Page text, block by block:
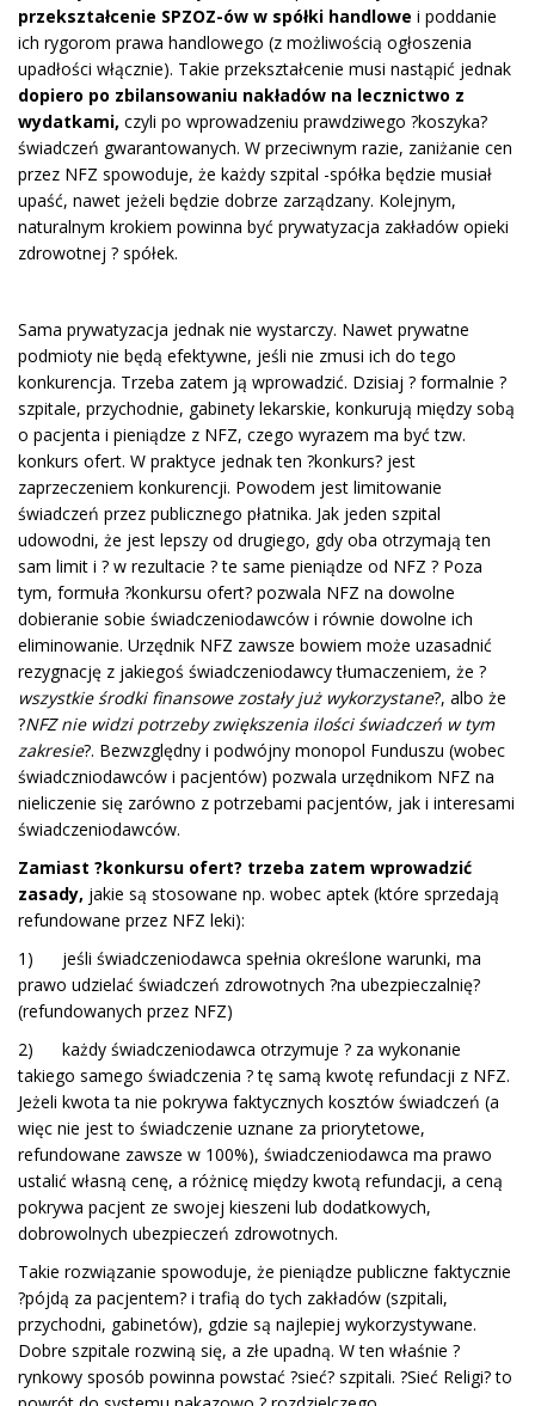
przekształcenie SPZOZ-ów w spółki handlowe i poddanie
ich rygorom prawa handlowego (z możliwością ogłoszenia
upadłości włącznie). Takie przekształcenie musi nastąpić jednak
dopiero po zbilansowaniu nakładów na lecznictwo z
wydatkami, czyli po wprowadzeniu prawdziwego ?koszyka?
świadczeń gwarantowanych. W przeciwnym razie, zaniżanie cen
przez NFZ spowoduje, że każdy szpital -spółka będzie musiał
upaść, nawet jeżeli będzie dobrze zarządzany. Kolejnym,
naturalnym krokiem powinna być prywatyzacja zakładów opieki
zdrowotnej ? spółek.
Sama prywatyzacja jednak nie wystarczy. Nawet prywatne
podmioty nie będą efektywne, jeśli nie zmusi ich do tego
konkurencja. Trzeba zatem ją wprowadzić. Dzisiaj ? formalnie ?
szpitale, przychodnie, gabinety lekarskie, konkurują między sobą
o pacjenta i pieniądze z NFZ, czego wyrazem ma być tzw.
konkurs ofert. W praktyce jednak ten ?konkurs? jest
zaprzeczeniem konkurencji. Powodem jest limitowanie
świadczeń przez publicznego płatnika. Jak jeden szpital
udowodni, że jest lepszy od drugiego, gdy oba otrzymają ten
sam limit i ? w rezultacie ? te same pieniądze od NFZ ? Poza
tym, formuła ?konkursu ofert? pozwala NFZ na dowolne
dobieranie sobie świadczeniodawców i równie dowolne ich
eliminowanie. Urzędnik NFZ zawsze bowiem może uzasadnić
rezygnację z jakiegoś świadczeniodawcy tłumaczeniem, że ?
wszystkie środki finansowe zostały już wykorzystane?, albo że
?NFZ nie widzi potrzeby zwiększenia ilości świadczeń w tym
zakresie?. Bezwzględny i podwójny monopol Funduszu (wobec
świadczniodawców i pacjentów) pozwala urzędnikom NFZ na
nieliczenie się zarówno z potrzebami pacjentów, jak i interesami
świadczeniodawców.
Zamiast ?konkursu ofert? trzeba zatem wprowadzić
zasady, jakie są stosowane np. wobec aptek (które sprzedają
refundowane przez NFZ leki):
1) jeśli świadczeniodawca spełnia określone warunki, ma
prawo udzielać świadczeń zdrowotnych ?na ubezpieczalnię?
(refundowanych przez NFZ)
2) każdy świadczeniodawca otrzymuje ? za wykonanie
takiego samego świadczenia ? tę samą kwotę refundacji z NFZ.
Jeżeli kwota ta nie pokrywa faktycznych kosztów świadczeń (a
więc nie jest to świadczenie uznane za priorytetowe,
refundowane zawsze w 100%), świadczeniodawca ma prawo
ustalić własną cenę, a różnicę między kwotą refundacji, a ceną
pokrywa pacjent ze swojej kieszeni lub dodatkowych,
dobrowolnych ubezpieczeń zdrowotnych.
Takie rozwiązanie spowoduje, że pieniądze publiczne faktycznie
?pójdą za pacjentem? i trafią do tych zakładów (szpitali,
przychodni, gabinetów), gdzie są najlepiej wykorzystywane.
Dobre szpitale rozwiną się, a złe upadną. W ten właśnie ?
rynkowy sposób powinna powstać ?sieć? szpitali. ?Sieć Religi? to